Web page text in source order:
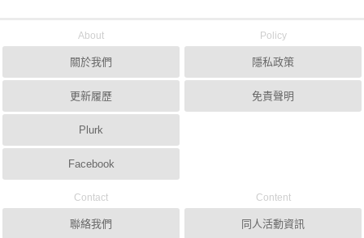
About
關於我們
更新履歷
Plurk
Facebook
Policy
隱私政策
免責聲明
Contact
聯絡我們
Content
同人活動資訊